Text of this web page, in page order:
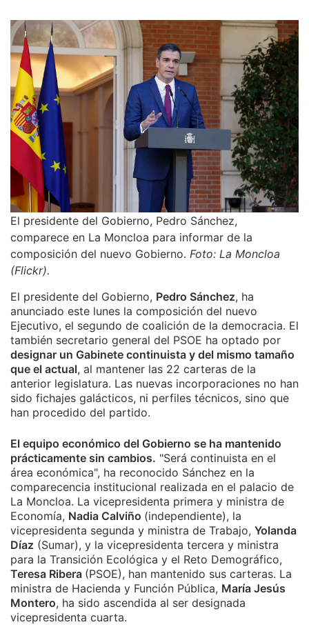
El presidente del Gobierno, Pedro Sánchez,
comparece en La Moncloa para informar de la
composición del nuevo Gobierno. Foto: La Moncloa
(Flickr).
El presidente del Gobierno, Pedro Sánchez, ha
anunciado este lunes la composición del nuevo
Ejecutivo, el segundo de coalición de la democracia. El
también secretario general del PSOE ha optado por
designar un Gabinete continuista y del mismo tamaño
que el actual, al mantener las 22 carteras de la
anterior legislatura. Las nuevas incorporaciones no han
sido fichajes galácticos, ni perfiles técnicos, sino que
han procedido del partido.
El equipo económico del Gobierno se ha mantenido
prácticamente sin cambios. "Será continuista en el
área económica", ha reconocido Sánchez en la
comparecencia institucional realizada en el palacio de
La Moncloa. La vicepresidenta primera y ministra de
Economía, Nadia Calviño (independiente), la
vicepresidenta segunda y ministra de Trabajo, Yolanda
Díaz (Sumar), y la vicepresidenta tercera y ministra
para la Transición Ecológica y el Reto Demográfico,
Teresa Ribera (PSOE), han mantenido sus carteras. La
ministra de Hacienda y Función Pública, María Jesús
Montero, ha sido ascendida al ser designada
vicepresidenta cuarta.